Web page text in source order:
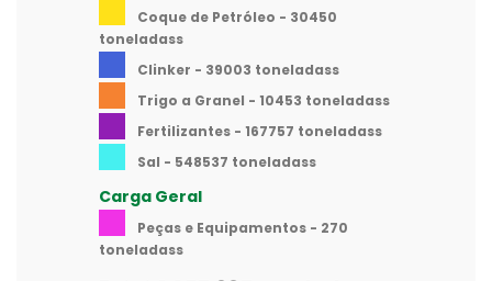
Coque de Petróleo - 30450
toneladass
Clinker - 39003 toneladass
Trigo a Granel - 10453 toneladass
Fertilizantes - 167757 toneladass
Sal - 548537 toneladass
Carga Geral
Peças e Equipamentos - 270
toneladass